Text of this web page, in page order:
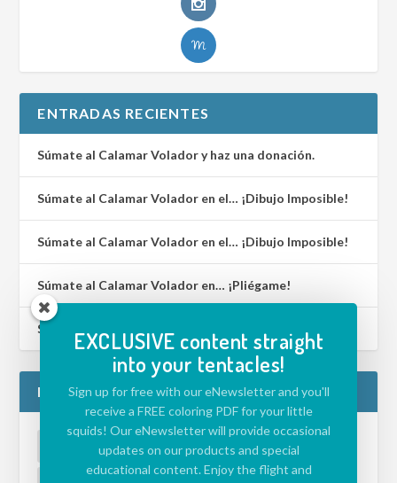
ENTRADAS RECIENTES
Súmate al Calamar Volador y haz una donación.
Súmate al Calamar Volador en el… ¡Dibujo Imposible!
Súmate al Calamar Volador en el… ¡Dibujo Imposible!
Súmate al Calamar Volador en… ¡Pliégame!
Súmate al Calamar Volador en… ¡Lenguaje de Signos!
ETIQUETAS
ACTIVIDADES PARA NIÑOS APLICACIÓN
EXCLUSIVE content straight
into your tentacles!
Sign up for free with our eNewsletter and you'll
receive a FREE coloring PDF for your little
squids! Our eNewsletter will provide occasional
updates on our products and special
educational content. Enjoy the flight and